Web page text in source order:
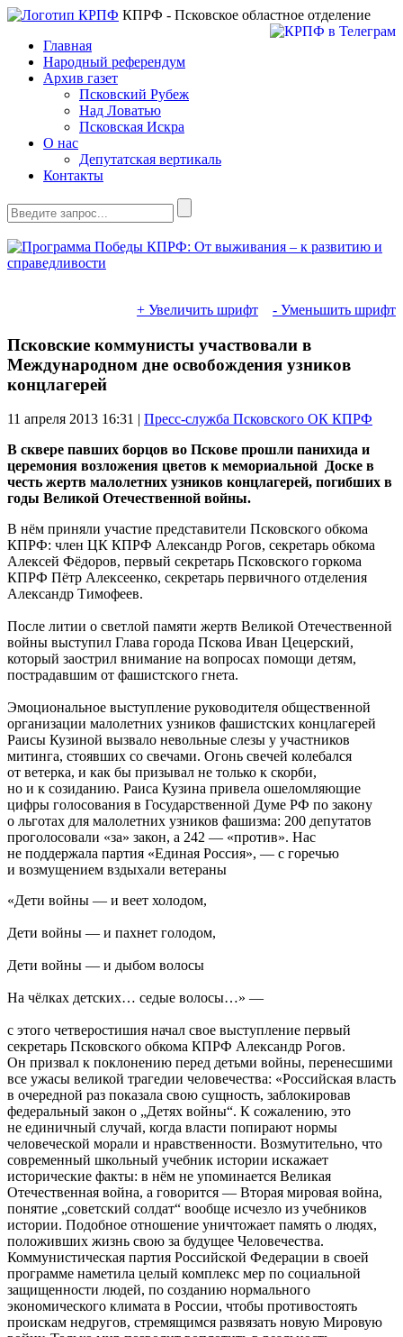
КПРФ - Псковское областное отделение
Главная
Народный референдум
Архив газет
Псковский Рубеж
Над Ловатью
Псковская Искра
О нас
Депутатская вертикаль
Контакты
+ Увеличить шрифт - Уменьшить шрифт
Псковские коммунисты участвовали в
Международном дне освобождения узников
концлагерей
11 апреля 2013 16:31 | Пресс-служба Псковского ОК КПРФ
В сквере павших борцов во Пскове прошли панихида и
церемония возложения цветов к мемориальной Доске в
честь жертв малолетних узников концлагерей, погибших в
годы Великой Отечественной войны.
В нём приняли участие представители Псковского обкома
КПРФ: член ЦК КПРФ Александр Рогов, секретарь обкома
Алексей Фёдоров, первый секретарь Псковского горкома
КПРФ Пётр Алексеенко, секретарь первичного отделения
Александр Тимофеев.
После литии о светлой памяти жертв Великой Отечественной
войны выступил Глава города Пскова Иван Цецерский,
который заострил внимание на вопросах помощи детям,
пострадавшим от фашистского гнета.
Эмоциональное выступление руководителя общественной
организации малолетних узников фашистских концлагерей
Раисы Кузиной вызвало невольные слезы у участников
митинга, стоявших со свечами. Огонь свечей колебался
от ветерка, и как бы призывал не только к скорби,
но и к созиданию. Раиса Кузина привела ошеломляющие
цифры голосования в Государственной Думе РФ по закону
о льготах для малолетних узников фашизма: 200 депутатов
проголосовали «за» закон, а 242 — «против». Нас
не поддержала партия «Единая Россия», — с горечью
и возмущением вздыхали ветераны
«Дети войны — и веет холодом,
Дети войны — и пахнет голодом,
Дети войны — и дыбом волосы
На чёлках детских… седые волосы…» —
с этого четверостишия начал свое выступление первый
секретарь Псковского обкома КПРФ Александр Рогов.
Он призвал к поклонению перед детьми войны, перенесшими
все ужасы великой трагедии человечества: «Российская власть
в очередной раз показала свою сущность, заблокировав
федеральный закон о „Детях войны“. К сожалению, это
не единичный случай, когда власти попирают нормы
человеческой морали и нравственности. Возмутительно, что
современный школьный учебник истории искажает
исторические факты: в нём не упоминается Великая
Отечественная война, а говорится — Вторая мировая война,
понятие „советский солдат“ вообще исчезло из учебников
истории. Подобное отношение уничтожает память о людях,
положивших жизнь свою за будущее Человечества.
Коммунистическая партия Российской Федерации в своей
программе наметила целый комплекс мер по социальной
защищенности людей, по созданию нормального
экономического климата в России, чтобы противостоять
проискам недругов, стремящимся развязать новую Мировую